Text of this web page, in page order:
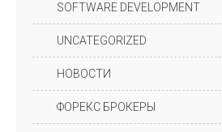
SOFTWARE DEVELOPMENT
UNCATEGORIZED
НОВОСТИ
ФОРЕКС БРОКЕРЫ